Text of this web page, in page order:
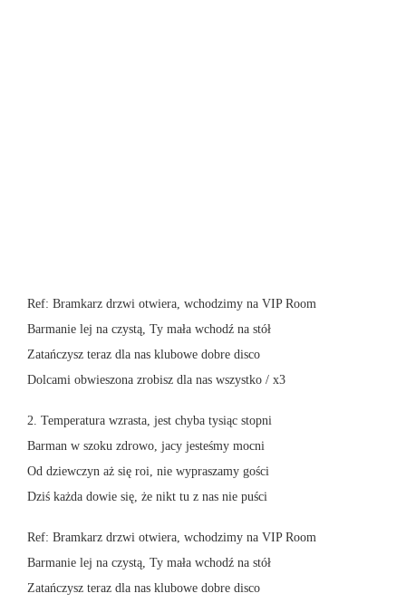
Ref: Bramkarz drzwi otwiera, wchodzimy na VIP Room
Barmanie lej na czystą, Ty mała wchodź na stół
Zatańczysz teraz dla nas klubowe dobre disco
Dolcami obwieszona zrobisz dla nas wszystko / x3
2. Temperatura wzrasta, jest chyba tysiąc stopni
Barman w szoku zdrowo, jacy jesteśmy mocni
Od dziewczyn aż się roi, nie wypraszamy gości
Dziś każda dowie się, że nikt tu z nas nie puści
Ref: Bramkarz drzwi otwiera, wchodzimy na VIP Room
Barmanie lej na czystą, Ty mała wchodź na stół
Zatańczysz teraz dla nas klubowe dobre disco